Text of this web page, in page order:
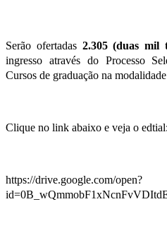
Serão ofertadas 2.305 (duas mil
ingresso através do Processo
Cursos de graduação na
Clique no link abaixo e veja o edtial:
https://drive.google.com/open?